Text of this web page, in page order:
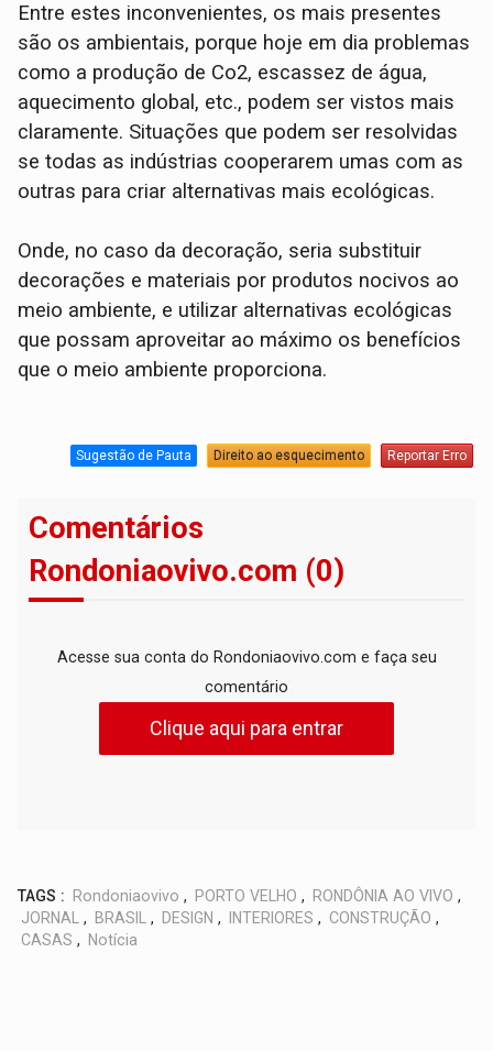
Entre estes inconvenientes, os mais presentes
são os ambientais, porque hoje em dia problemas
como a produção de Co2, escassez de água,
aquecimento global, etc., podem ser vistos mais
claramente. Situações que podem ser resolvidas
se todas as indústrias cooperarem umas com as
outras para criar alternativas mais ecológicas.
Onde, no caso da decoração, seria substituir
decorações e materiais por produtos nocivos ao
meio ambiente, e utilizar alternativas ecológicas
que possam aproveitar ao máximo os benefícios
que o meio ambiente proporciona.
Sugestão de Pauta Direito ao esquecimento Reportar Erro
Comentários
Rondoniaovivo.com (0)
Acesse sua conta do Rondoniaovivo.com e faça seu
comentário
Clique aqui para entrar
TAGS : Rondoniaovivo , PORTO VELHO , RONDÔNIA AO VIVO ,
JORNAL , BRASIL , DESIGN , INTERIORES , CONSTRUÇÃO ,
CASAS , Notícia